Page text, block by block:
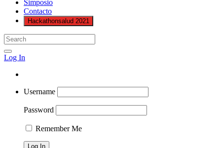
Simposio
Contacto
Hackathonsalud 2021
Log In
Username
Password
Remember Me